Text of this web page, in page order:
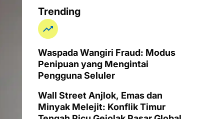
Trending
Waspada Wangiri Fraud: Modus
Penipuan yang Mengintai
Pengguna Seluler
Wall Street Anjlok, Emas dan
Minyak Melejit: Konflik Timur